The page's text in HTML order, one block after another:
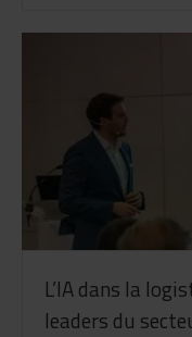
L’IA dans la
leaders du